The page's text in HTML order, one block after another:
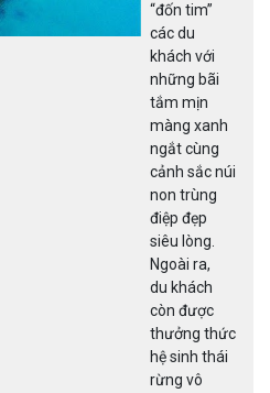
“đốn tim”
các du
khách với
những bãi
tắm mịn
màng xanh
ngắt cùng
cảnh sắc núi
non trùng
điệp đẹp
siêu lòng.
Ngoài ra,
du khách
còn được
thưởng thức
hệ sinh thái
rừng vô